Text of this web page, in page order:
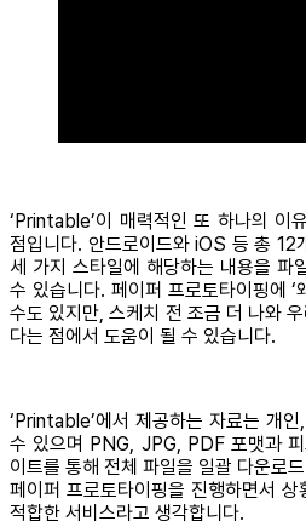
‘Printable’이 매력적인 또 하나의 이
점입니다. 안드로이드와 iOS 등 총 12
세 가지 스타일에 해당하는 내용을 파
수 있습니다. 페이퍼 프로토타이핑에 ‘
수도 있지만, 스케치 전 조금 더 나와
다는 점에서 도움이 될 수 있습니다.
‘Printable’에서 제공하는 자료는 개
수 있으며 PNG, JPG, PDF 포맷과
이트를 통해 전체 파일을 일괄 다운로
페이퍼 프로토타이핑을 진행하면서
적합한 서비스라고 생각합니다.